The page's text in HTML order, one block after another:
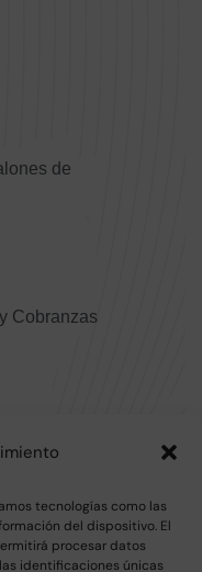
tecnologías como las
del dispositivo. El
procesar datos
identificaciones únicas
de
Cobranzas
novedades y